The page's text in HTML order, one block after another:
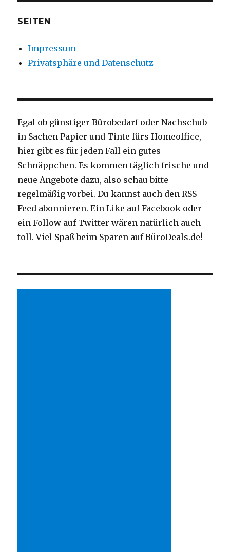
SEITEN
Impressum
Privatsphäre und Datenschutz
Egal ob günstiger Bürobedarf oder Nachschub
in Sachen Papier und Tinte fürs Homeoffice,
hier gibt es für jeden Fall ein gutes
Schnäppchen. Es kommen täglich frische und
neue Angebote dazu, also schau bitte
regelmäßig vorbei. Du kannst auch den RSS-
Feed abonnieren. Ein Like auf Facebook oder
ein Follow auf Twitter wären natürlich auch
toll. Viel Spaß beim Sparen auf BüroDeals.de!